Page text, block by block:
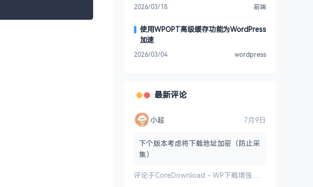
2026/03/18 前端
使用WPOPT高级缓存功能为WordPress
加速
2026/03/04 wordpress
最新评论
小超 7月9日
下个版本考虑将下载地址加密（防止采
集）
评论于CoreDownload - WP下载增强插件 1.0.6